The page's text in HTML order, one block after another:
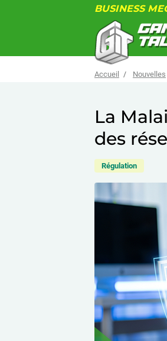
BUSINESS
Accueil Nouvelles
La
des
Régulation